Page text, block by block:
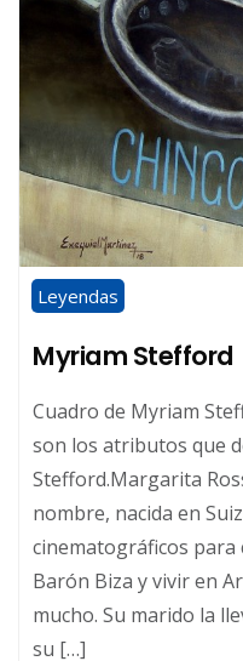
Leyendas
Myriam Stefford
Cuadro de Myriam
son los atributos que
Stefford.Margarita
nombre, nacida en
cinematográficos para
Barón Biza y vivir en
mucho. Su marido la
su […]